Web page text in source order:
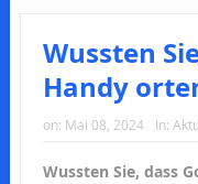
Wussten
Handy
on: Mai 08, 2024 In:
Wussten Sie, dass